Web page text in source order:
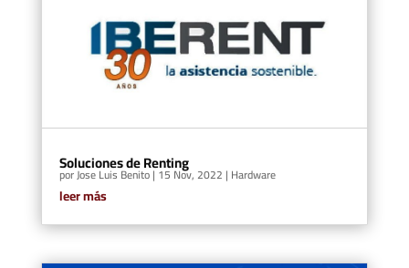
Soluciones de Renting
porJose Luis Benito|15 Nov, 2022 | Hardware
leer más